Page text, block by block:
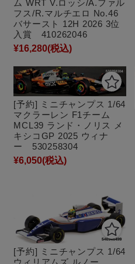
ム WRT V.ロッシ/A.ファル
フス/R.マルチエロ No.46
バサースト 12H 2026 3位
入賞 410262046
¥16,280(税込)
[予約] ミニチャンプス 1/64
マクラーレン F1チーム
MCL39 ランド・ノリス メ
キシコGP 2025 ウィナ
ー 530258304
¥6,050(税込)
[予約] ミニチャンプス 1/64
ウィリアムズ ルノー